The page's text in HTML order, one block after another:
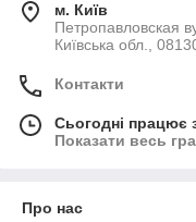
м. Київ
Петропавловская
Київська обл.,
Контакти
Сьогодні працює
Показати весь
Про нас